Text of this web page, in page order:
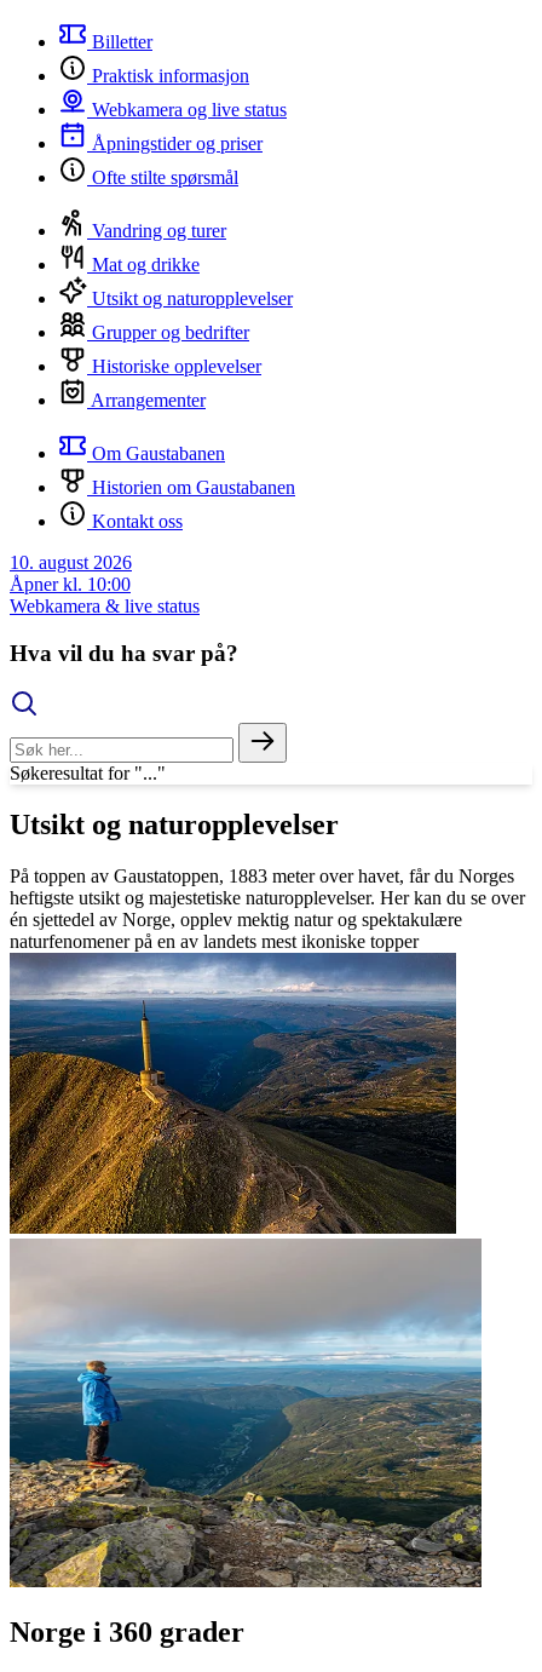
Billetter
Praktisk informasjon
Webkamera og live status
Åpningstider og priser
Ofte stilte spørsmål
Vandring og turer
Mat og drikke
Utsikt og naturopplevelser
Grupper og bedrifter
Historiske opplevelser
Arrangementer
Om Gaustabanen
Historien om Gaustabanen
Kontakt oss
10. august 2026
Åpner kl. 10:00
Webkamera & live status
Hva vil du ha svar på?
Søkeresultat for "..."
Utsikt og naturopplevelser
På toppen av Gaustatoppen, 1883 meter over havet, får du Norges
heftigste utsikt og majestetiske naturopplevelser. Her kan du se over
én sjettedel av Norge, opplev mektig natur og spektakulære
naturfenomener på en av landets mest ikoniske topper
Norge i 360 grader